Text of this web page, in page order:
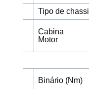
Tipo de chassi
Cabina
Motor
Binário (Nm)